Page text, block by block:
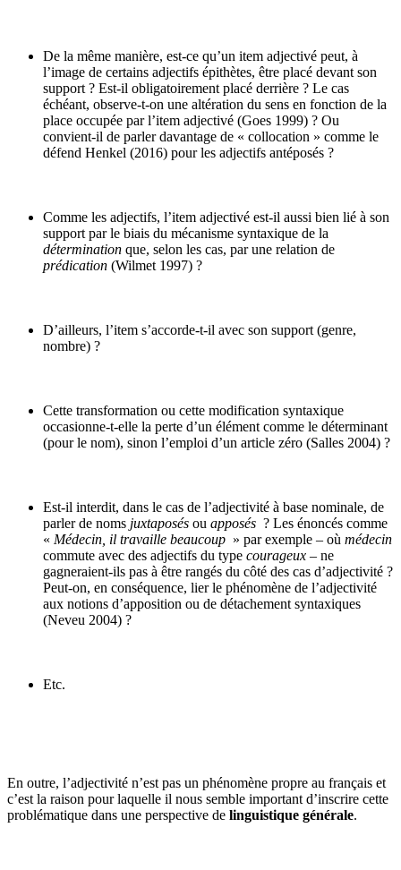
De la même manière, est-ce qu’un item adjectivé peut, à
l’image de certains adjectifs épithètes, être placé devant son
support ? Est-il obligatoirement placé derrière ? Le cas
échéant, observe-t-on une altération du sens en fonction de la
place occupée par l’item adjectivé (Goes 1999) ? Ou
convient-il de parler davantage de « collocation » comme le
défend Henkel (2016) pour les adjectifs antéposés ?
Comme les adjectifs, l’item adjectivé est-il aussi bien lié à son
support par le biais du mécanisme syntaxique de la
détermination que, selon les cas, par une relation de
prédication (Wilmet 1997) ?
D’ailleurs, l’item s’accorde-t-il avec son support (genre,
nombre) ?
Cette transformation ou cette modification syntaxique
occasionne-t-elle la perte d’un élément comme le déterminant
(pour le nom), sinon l’emploi d’un article zéro (Salles 2004) ?
Est-il interdit, dans le cas de l’adjectivité à base nominale, de
parler de noms juxtaposés ou apposés ? Les énoncés comme
« Médecin, il travaille beaucoup » par exemple – où médecin
commute avec des adjectifs du type courageux – ne
gagneraient-ils pas à être rangés du côté des cas d’adjectivité ?
Peut-on, en conséquence, lier le phénomène de l’adjectivité
aux notions d’apposition ou de détachement syntaxiques
(Neveu 2004) ?
Etc.
En outre, l’adjectivité n’est pas un phénomène propre au français et
c’est la raison pour laquelle il nous semble important d’inscrire cette
problématique dans une perspective de linguistique générale.